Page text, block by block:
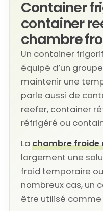
Container
container
chambre
Un container
équipé d’un
maintenir une
parle aussi de
reefer, container
réfrigéré ou
La chambre froide
largement une
froid temporaire
nombreux cas, un
être utilisé